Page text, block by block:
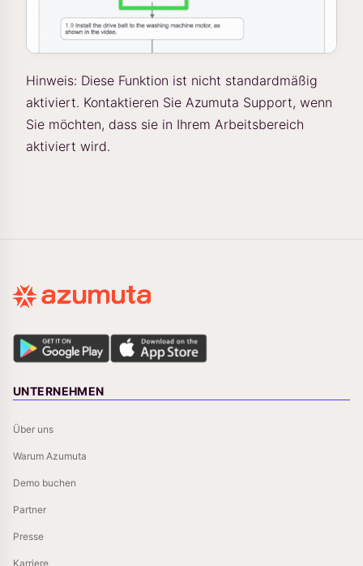
Hinweis: Diese Funktion ist nicht standardmäßig
aktiviert. Kontaktieren Sie Azumuta Support, wenn
Sie möchten, dass sie in Ihrem Arbeitsbereich
aktiviert wird.
UNTERNEHMEN
Über uns
Warum Azumuta
Demo buchen
Partner
Presse
Karriere